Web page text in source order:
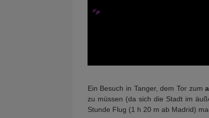
Ein Besuch in Tanger, dem Tor zum
zu müssen (da sich die Stadt im
Stunde Flug (1 h 20 m ab Madrid)